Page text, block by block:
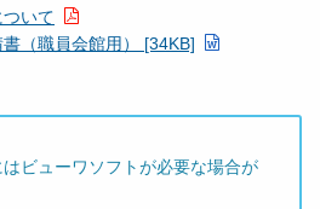
いて
（職員会館用） [34KB]
ビューワソフトが必要な場合が